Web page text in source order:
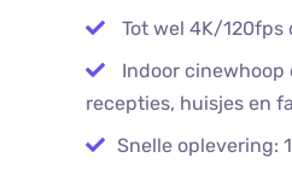
Tot wel 4K/120fps
Indoor cinewhoop
recepties, huisjes en
Snelle oplevering: